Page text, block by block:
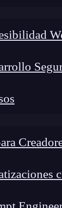
la realidad del